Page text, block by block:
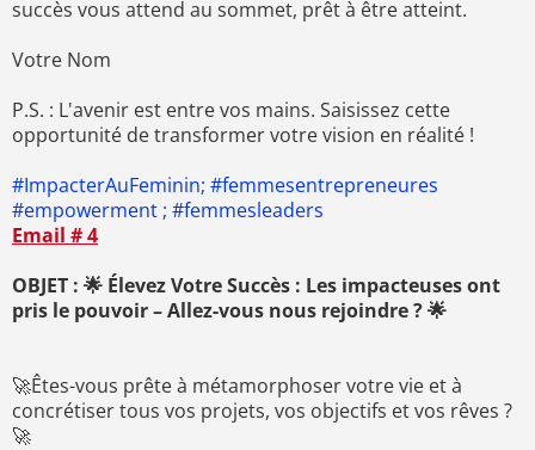
succès vous attend au sommet, prêt à être atteint.
Votre Nom
P.S. : L'avenir est entre vos mains. Saisissez cette
opportunité de transformer votre vision en réalité !
#ImpacterAuFeminin; #femmesentrepreneures
#empowerment ; #femmesleaders
Email # 4
OBJET : 🌟 Élevez Votre Succès : Les impacteuses ont
pris le pouvoir – Allez-vous nous rejoindre ? 🌟
🚀Êtes-vous prête à métamorphoser votre vie et à
concrétiser tous vos projets, vos objectifs et vos rêves ?
🚀